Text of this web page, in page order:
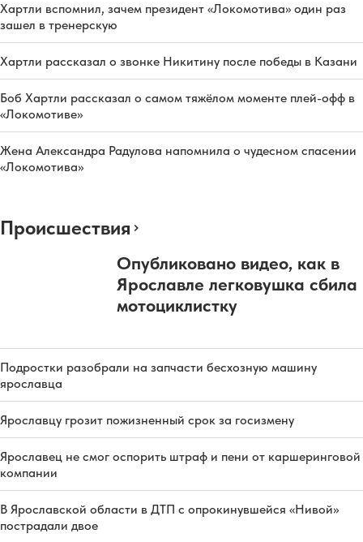
Хартли вспомнил, зачем президент «Локомотива» один раз
зашел в тренерскую
Хартли рассказал о звонке Никитину после победы в Казани
Боб Хартли рассказал о самом тяжёлом моменте плей-офф в
«Локомотиве»
Жена Александра Радулова напомнила о чудесном спасении
«Локомотива»
Происшествия
Опубликовано видео, как в
Ярославле легковушка сбила
мотоциклистку
Подростки разобрали на запчасти бесхозную машину
ярославца
Ярославцу грозит пожизненный срок за госизмену
Ярославец не смог оспорить штраф и пени от каршеринговой
компании
В Ярославской области в ДТП с опрокинувшейся «Нивой»
пострадали двое